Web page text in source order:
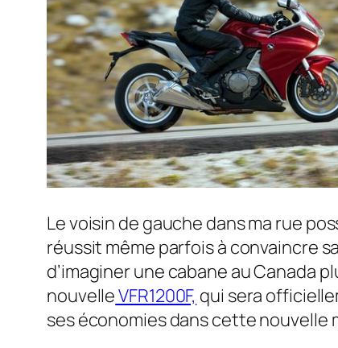
Le voisin de gauche dans ma rue
réussit même parfois à convaincre
d’imaginer une cabane au Canada
nouvelleVFR1200F, qui sera
ses économies dans cette nouvelle